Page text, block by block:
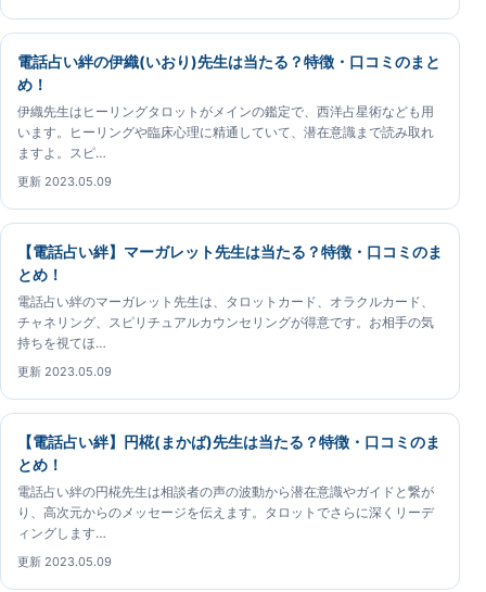
電話占い絆の伊織(いおり)先生は当たる？特徴・口コミのまと
め！
伊織先生はヒーリングタロットがメインの鑑定で、西洋占星術なども用
います。ヒーリングや臨床心理に精通していて、潜在意識まで読み取れ
ますよ。スピ…
更新 2023.05.09
【電話占い絆】マーガレット先生は当たる？特徴・口コミのま
とめ！
電話占い絆のマーガレット先生は、タロットカード、オラクルカード、
チャネリング、スピリチュアルカウンセリングが得意です。お相手の気
持ちを視てほ…
更新 2023.05.09
【電話占い絆】円椛(まかば)先生は当たる？特徴・口コミのま
とめ！
電話占い絆の円椛先生は相談者の声の波動から潜在意識やガイドと繋が
り、高次元からのメッセージを伝えます。タロットでさらに深くリーデ
ィングします…
更新 2023.05.09